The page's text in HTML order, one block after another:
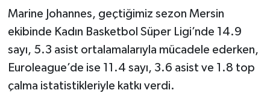
Marine Johannes, geçtiğimiz sezon Mersin
ekibinde Kadın Basketbol Süper Ligi’nde 14.9
sayı, 5.3 asist ortalamalarıyla mücadele ederken,
Euroleague’de ise 11.4 sayı, 3.6 asist ve 1.8 top
çalma istatistikleriyle katkı verdi.